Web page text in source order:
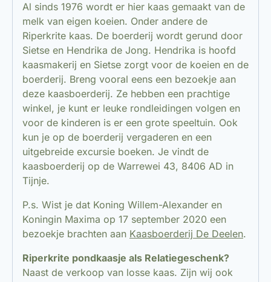
Al sinds 1976 wordt er hier kaas gemaakt van de
melk van eigen koeien. Onder andere de
Riperkrite kaas. De boerderij wordt gerund door
Sietse en Hendrika de Jong. Hendrika is hoofd
kaasmakerij en Sietse zorgt voor de koeien en de
boerderij. Breng vooral eens een bezoekje aan
deze kaasboerderij. Ze hebben een prachtige
winkel, je kunt er leuke rondleidingen volgen en
voor de kinderen is er een grote speeltuin. Ook
kun je op de boerderij vergaderen en een
uitgebreide excursie boeken. Je vindt de
kaasboerderij op de Warrewei 43, 8406 AD in
Tijnje.
P.s. Wist je dat Koning Willem-Alexander en
Koningin Maxima op 17 september 2020 een
bezoekje brachten aan Kaasboerderij De Deelen.
Riperkrite pondkaasje als Relatiegeschenk?
Naast de verkoop van losse kaas. Zijn wij ook